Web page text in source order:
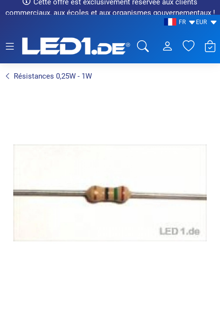
Cette offre est exclusivement réservée aux clients
commerciaux, aux écoles et aux organismes gouvernementaux !
FR EUR
Résistances 0,25W - 1W